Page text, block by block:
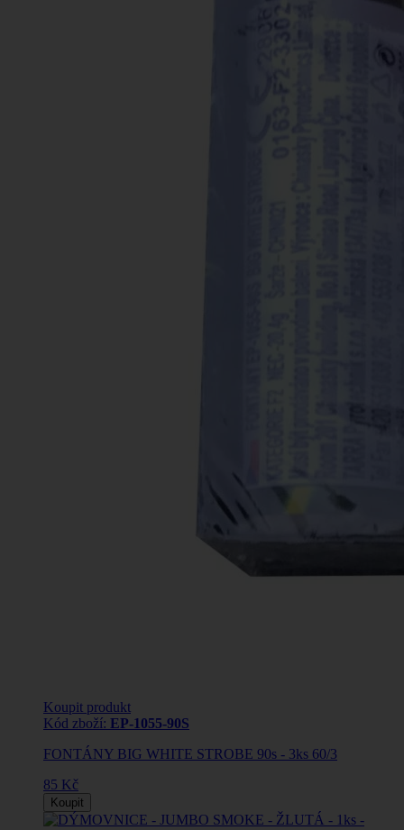
Koupit produkt
Kód zboží: EP-1055-90S
FONTÁNY BIG WHITE STROBE 90s - 3ks 60/3
85 Kč
Koupit